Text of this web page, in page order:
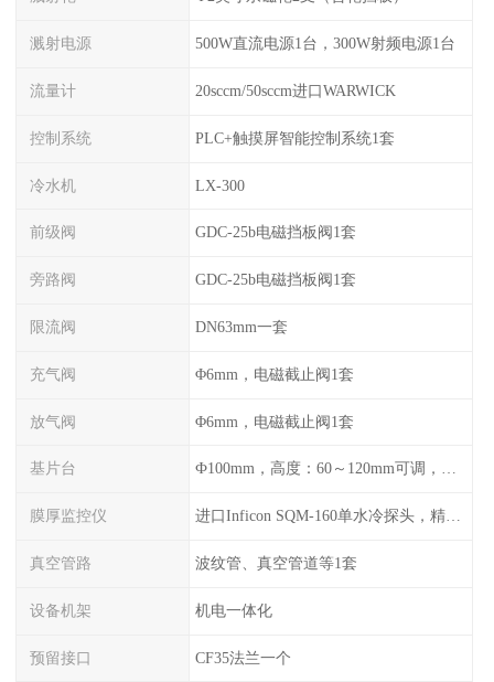
溅射电源 500W直流电源1台，300W射频电源1台
流量计 20sccm/50sccm进口WARWICK
控制系统 PLC+触摸屏智能控制系统1套
冷水机 LX-300
前级阀 GDC-25b电磁挡板阀1套
旁路阀 GDC-25b电磁挡板阀1套
限流阀 DN63mm一套
充气阀 Φ6mm，电磁截止阀1套
放气阀 Φ6mm，电磁截止阀1套
基片台 Ф100mm，高度：60～120mm可调，旋转：0-20r/min可调，可加热至300℃
膜厚监控仪 进口Inficon SQM-160单水冷探头，精度0.1Å（选配）
真空管路 波纹管、真空管道等1套
设备机架 机电一体化
预留接口 CF35法兰一个